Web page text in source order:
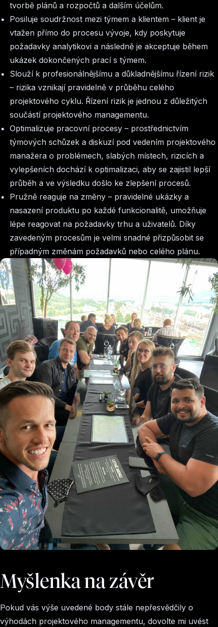
tvorbě plánů a rozpočtů a dalším účelům.
Posiluje soudržnost mezi týmem a klientem – klient je
vtažen přímo do procesu vývoje, kdy poskytuje
požadavky analytikovi a následně je akceptuje během
ukázek dokončených prací s týmem.
Slouží k profesionálnějšímu a důkladnějšímu řízení rizik
– rizika vznikají pravidelně v průběhu celého
projektového cyklu. Řízení rizik je jednou z důležitých
součástí projektového managementu.
Optimalizuje pracovní procesy – prostřednictvím
týmových schůzek a diskuzí pod vedením projektového
manažera o problémech, slabých místech, rizicích a
vylepšeních dochází k optimalizaci, aby se zajistil lepší
průběh a ve výsledku došlo ke zlepšení procesů.
Pružně reaguje na změny – pravidelné ukázky a
nasazení produktu po každé funkcionalitě, umožňuje
lépe reagovat na požadavky trhu a uživatelů. Díky
zavedeným procesům je velmi snadné přizpůsobit se
případným změnám požadavků nebo celého plánu.
Myšlenka na závěr
Pokud vás výše uvedené body stále nepřesvědčily o
výhodách projektového managementu, dovolte mi uvést